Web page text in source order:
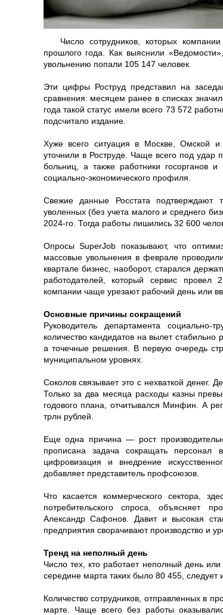
Число сотрудников, которых
прошлого года. Как выяснили
увольнению попали 105 147 человек.
Эти цифры Роструд представил на
сравнения: месяцем ранее в списках
года такой статус имели всего 73 572
подсчитало издание.
Хуже всего ситуация в Москве, Омской и
уточнили в Роструде. Чаще всего под
больниц, а также работники госорганов
социально-экономического профиля.
Свежие данные Росстата подтверждают
уволенных (без учета малого и среднего
2024-го. Тогда работы лишились 32 600
Опросы SuperJob показывают, что
массовые увольнения в феврале
квартале бизнес, наоборот, старался
работодателей, который сервис провел
компании чаще урезают рабочий день или
Основные причины сокращений
Руководитель департамента
количество кандидатов на вылет
а точечные решения. В первую очередь
муниципальном уровнях.
Соколов связывает это с нехваткой денег.
Только за два месяца расходы казны
годового плана, отчитывался Минфин. А
трлн рублей.
Еще одна причина — рост
прописана задача сокращать
цифровизация и внедрение
добавляет представитель профсоюзов.
Что касается коммерческого сектора,
потребительского спроса, объясняет
Александр Сафонов. Давит и высокая
предприятия сворачивают производство и
Тренд на неполный день
Число тех, кто работает неполный день
середине марта таких было 80 455, следует
Количество сотрудников, отправленных в
марте. Чаще всего без работы